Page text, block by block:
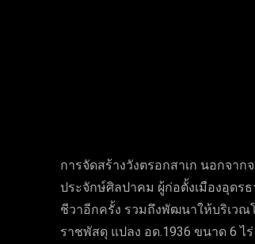
การจัดสร้างวังตรอกสาเก นอกจา
ประจักษ์ศิลปาคม ผู้ก่อตั้งเมืองอุดร
ชีวาอีกครั้ง รวมถึงพัฒนาให้บริเว
ราชพัสดุ แปลง อด.1936 ขนาด 6